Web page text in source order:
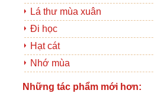
Lá thư mùa xuân
Đi học
Hạt cát
Nhớ mùa
Những tác phẩm mới hơn: